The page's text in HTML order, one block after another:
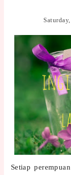
Setiap